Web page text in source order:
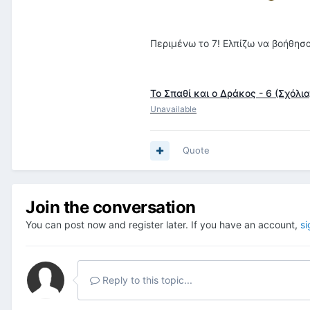
Περιμένω το 7! Ελπίζω να
Το Σπαθί και ο Δράκος - 6
Unavailable
Quote
Join the conversation
You can post now and register later. If you have an account,
Reply to this topic...